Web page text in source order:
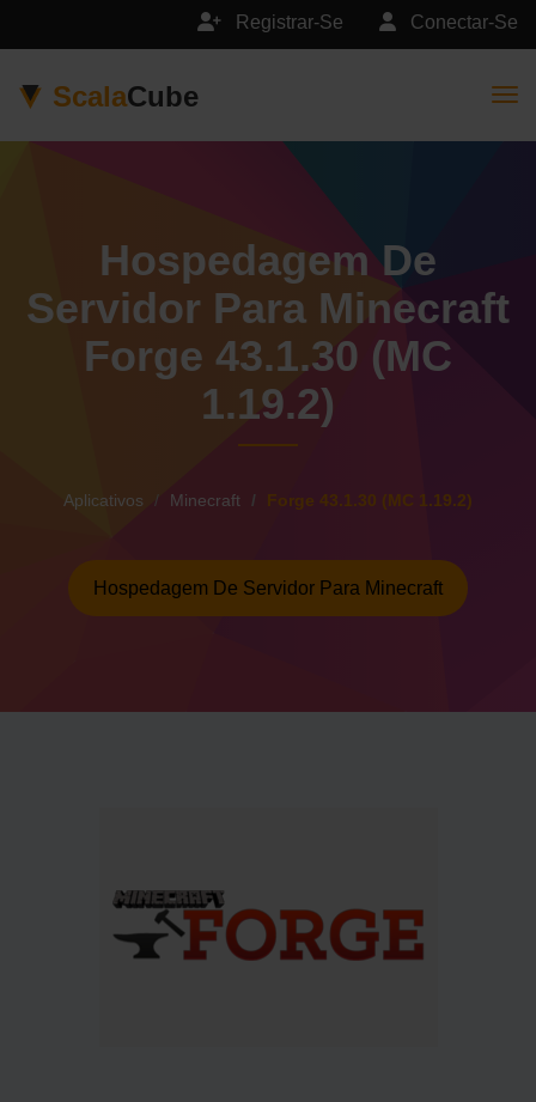
Conectar-Se
Registrar-Se
ScalaCube
Hospedagem De
Servidor Para Minecraft
Forge 43.1.30 (MC
1.19.2)
Aplicativos Minecraft Forge 43.1.30 (MC 1.19.2)
Hospedagem De Servidor Para Minecraft